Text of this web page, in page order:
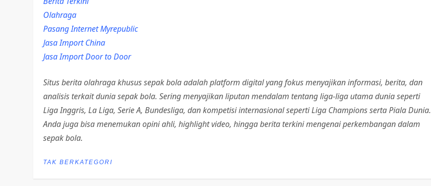
Olahraga
Pasang Internet Myrepublic
Jasa Import China
Jasa Import Door to Door
Situs berita olahraga khusus sepak bola adalah platform digital yang fokus menyajikan informasi, berita, dan
analisis terkait dunia sepak bola. Sering menyajikan liputan mendalam tentang liga-liga utama dunia seperti
Liga Inggris, La Liga, Serie A, Bundesliga, dan kompetisi internasional seperti Liga Champions serta Piala Dunia.
Anda juga bisa menemukan opini ahli, highlight video, hingga berita terkini mengenai perkembangan dalam
sepak bola.
TAK BERKATEGORI